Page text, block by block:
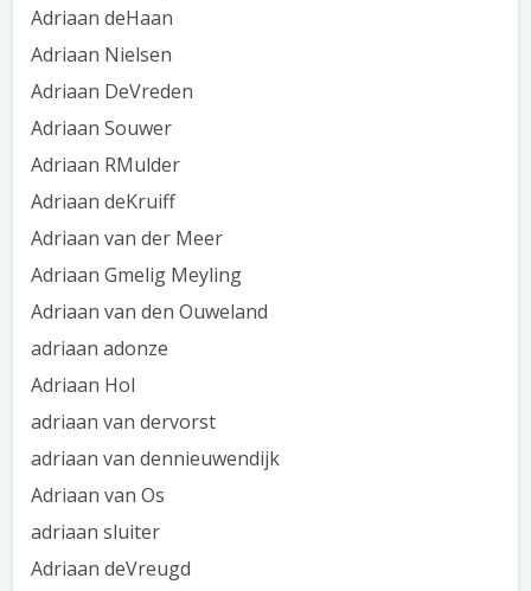
Adriaan deHaan
Adriaan Nielsen
Adriaan DeVreden
Adriaan Souwer
Adriaan RMulder
Adriaan deKruiff
Adriaan van der Meer
Adriaan Gmelig Meyling
Adriaan van den Ouweland
adriaan adonze
Adriaan Hol
adriaan van dervorst
adriaan van dennieuwendijk
Adriaan van Os
adriaan sluiter
Adriaan deVreugd